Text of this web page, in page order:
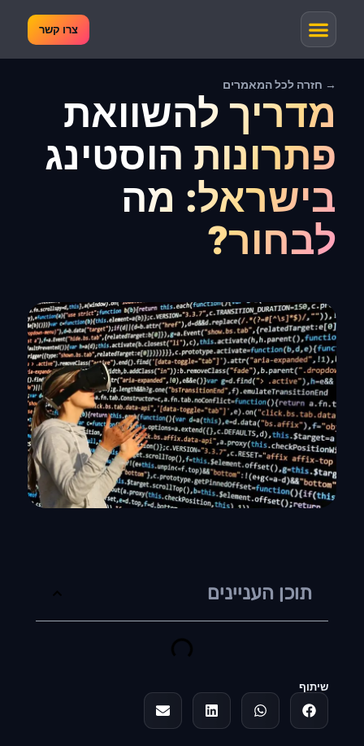
צרו קשר
→ חזרה לכל המאמרים
מדריך להשוואת
פתרונות הוסטינג
בישראל: מה
לבחור?
תוכן העניינים
שיתוף